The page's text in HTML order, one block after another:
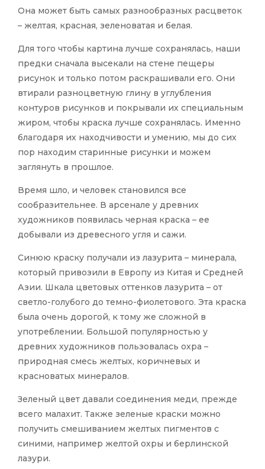
Она может быть самых разнообразных расцветок
– желтая, красная, зеленоватая и белая.
Для того чтобы картина лучше сохранялась, наши
предки сначала высекали на стене пещеры
рисунок и только потом раскрашивали его. Они
втирали разноцветную глину в углубления
контуров рисунков и покрывали их специальным
жиром, чтобы краска лучше сохранялась. Именно
благодаря их находчивости и умению, мы до сих
пор находим старинные рисунки и можем
заглянуть в прошлое.
Время шло, и человек становился все
сообразительнее. В арсенале у древних
художников появилась черная краска – ее
добывали из древесного угля и сажи.
Синюю краску получали из лазурита – минерала,
который привозили в Европу из Китая и Средней
Азии. Шкала цветовых оттенков лазурита – от
светло-голубого до темно-фиолетового. Эта краска
была очень дорогой, к тому же сложной в
употреблении. Большой популярностью у
древних художников пользовалась охра –
природная смесь желтых, коричневых и
красноватых минералов.
Зеленый цвет давали соединения меди, прежде
всего малахит. Также зеленые краски можно
получить смешиванием желтых пигментов с
синими, например желтой охры и берлинской
лазури.